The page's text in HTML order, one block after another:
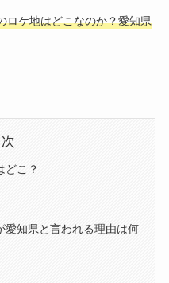
ロケ地はどこなのか？愛知県
どこ？
愛知県と言われる理由は何